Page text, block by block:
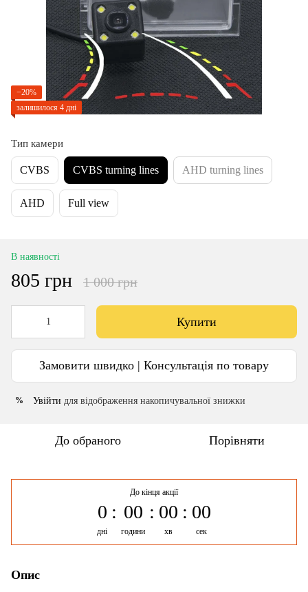
−20%
залишилося 4 дні
Тип камери
CVBS CVBS turning lines AHD turning lines
AHD Full view
В наявності
805 грн 1 000 грн
Купити
Замовити швидко | Консультація по товару
% Увійти для відображення накопичувальної знижки
До обраного Порівняти
До кінця акції
0
дні
00
години
00
хв
00
сек
Опис